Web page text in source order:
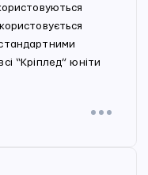
“Кріплед” юніти